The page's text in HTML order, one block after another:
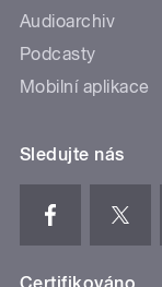
Audioarchiv
Podcasty
Mobilní aplikace
Sledujte nás